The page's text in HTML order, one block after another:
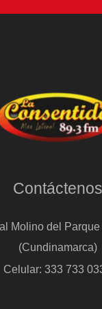
Contáctenos
Molino del
(Cundinamarca)
Celular: 333 733